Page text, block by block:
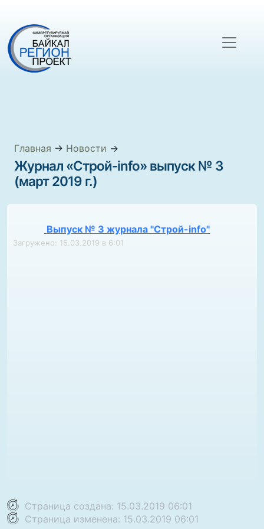
Главная → Новости →
Журнал «Строй-info» выпуск № 3
(март 2019 г.)
Выпуск № 3 журнала "Строй-info"
Загружено: 15.03.2019 в 6:01
Страница создана: 15.03.2019 06:01
Страница изменена: 15.03.2019 06:01